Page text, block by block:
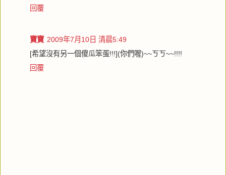
回覆
寶寶 2009年7月10日 清晨5:49
[希望沒有另一個傻瓜笨蛋!!!](你們喔)~~ㄎㄎ~~!!!!
回覆